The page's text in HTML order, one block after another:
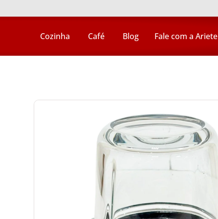
Cozinha Café Blog Fale com a Ariete